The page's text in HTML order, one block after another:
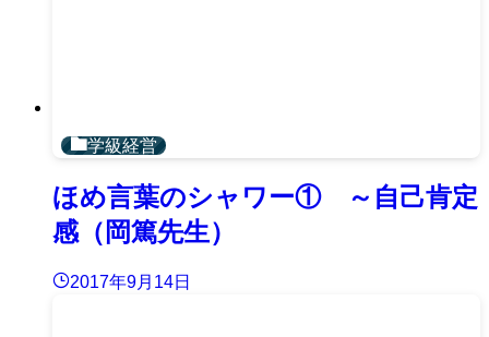
学級経営
ほめ言葉のシャワー① ～自己肯定
感（岡篤先生）
2017年9月14日